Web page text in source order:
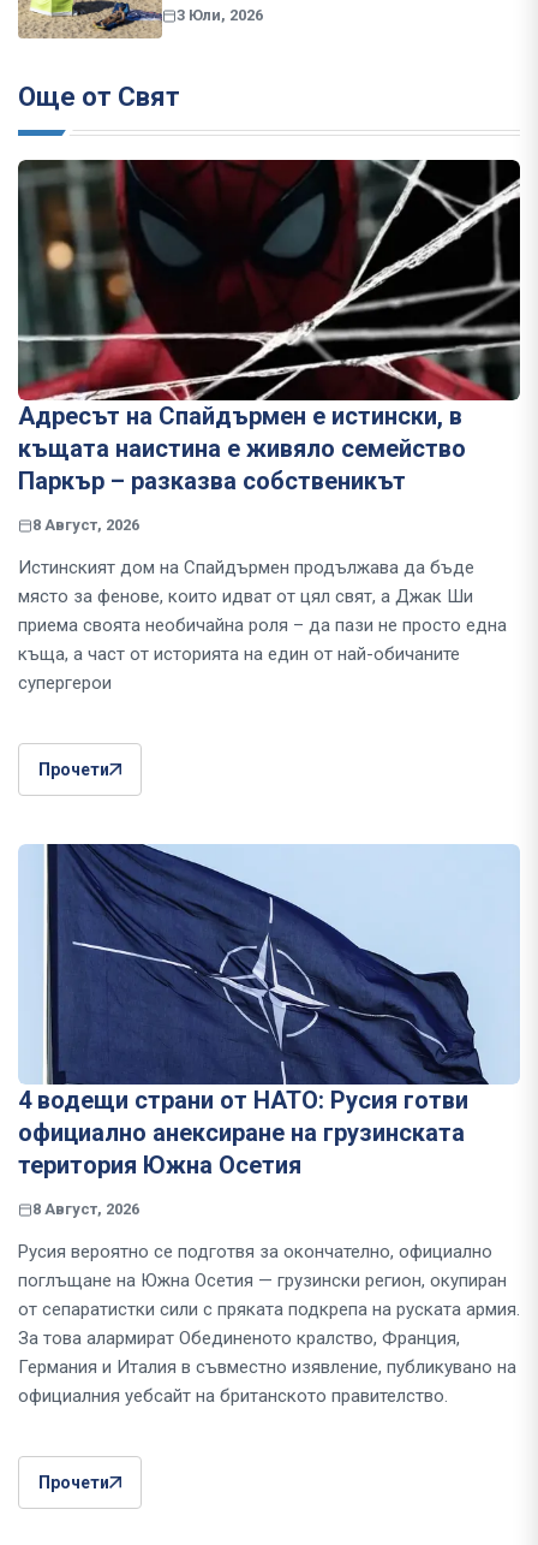
3 Юли, 2026
Още от Свят
Адресът на Спайдърмен е истински, в
къщата наистина е живяло семейство
Паркър – разказва собственикът
8 Август, 2026
Истинският дом на Спайдърмен продължава да бъде
място за фенове, които идват от цял свят, а Джак Ши
приема своята необичайна роля – да пази не просто една
къща, а част от историята на един от най-обичаните
супергерои
Прочети
4 водещи страни от НАТО: Русия готви
официално анексиране на грузинската
територия Южна Осетия
8 Август, 2026
Русия вероятно се подготвя за окончателно, официално
поглъщане на Южна Осетия — грузински регион, окупиран
от сепаратистки сили с пряката подкрепа на руската армия.
За това алармират Обединеното кралство, Франция,
Германия и Италия в съвместно изявление, публикувано на
официалния уебсайт на британското правителство.
Прочети